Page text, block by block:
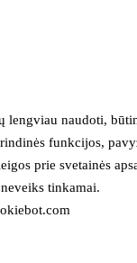
lengviau naudoti,
funkcijos,
prie svetainės
tinkamai.